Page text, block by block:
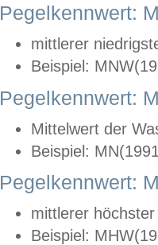
Pegelkennwert:
mittlerer
Beispiel:
Pegelkennwert:
Mittelwert der
Beispiel:
Pegelkennwert:
mittlerer
Beispiel: